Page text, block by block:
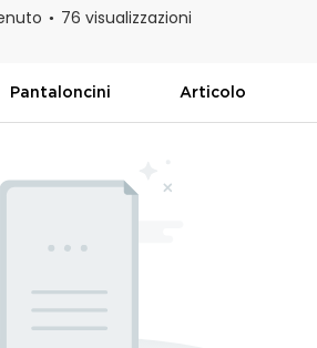
76 visualizzazioni
Pantaloncini Articolo